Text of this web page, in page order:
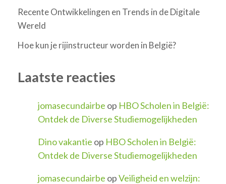
Recente Ontwikkelingen en Trends in de Digitale
Wereld
Hoe kun je rijinstructeur worden in België?
Laatste reacties
jomasecundairbe op HBO Scholen in België:
Ontdek de Diverse Studiemogelijkheden
Dino vakantie op HBO Scholen in België:
Ontdek de Diverse Studiemogelijkheden
jomasecundairbe opVeiligheid en welzijn: